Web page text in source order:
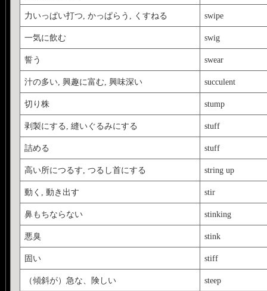
力いっぱい打つ, かっぱらう, くすねる swipe
一気に飲む swig
誓う swear
汁の多い, 興趣に富む, 興味深い succulent
切り株 stump
剥製にする, 縫いぐるみにする stuff
詰める stuff
高い所につるす, つるし首にする string up
動く, 動き出す stir
鼻もちならない stinking
悪臭 stink
固い stiff
（傾斜が）急な、険しい steep